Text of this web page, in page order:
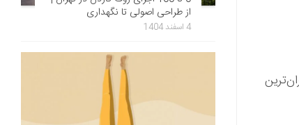
از طراحی اصولی تا نگهداری
4 اسفند 1404